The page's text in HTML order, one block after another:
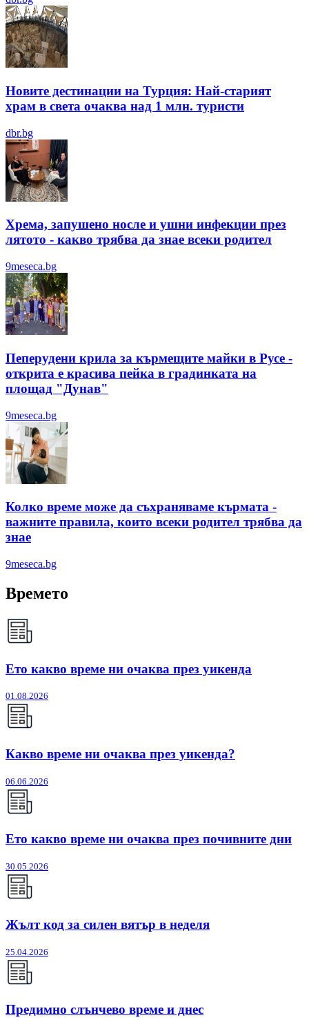
Новите дестинации на Турция: Най-старият
храм в света очаква над 1 млн. туристи
dbr.bg
Хрема, запушено носле и ушни инфекции през
лятотo - какво трябва да знае всеки родител
9meseca.bg
Пеперудени крила за кърмещите майки в Русе -
открита е красива пейка в градинката на
площад "Дунав"
9meseca.bg
Колко време може да съхраняваме кърмата -
важните правила, които всеки родител трябва да
знае
9meseca.bg
Времето
Ето какво време ни очаква през уикенда
01.08.2026
Какво време ни очаква през уикенда?
06.06.2026
Ето какво време ни очаква през почивните дни
30.05.2026
Жълт код за силен вятър в неделя
25.04.2026
Предимно слънчево време и днес